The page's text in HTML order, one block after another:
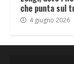
che punta sul
4 giugno 2026